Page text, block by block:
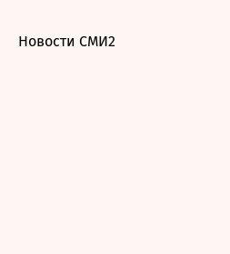
Новости СМИ2